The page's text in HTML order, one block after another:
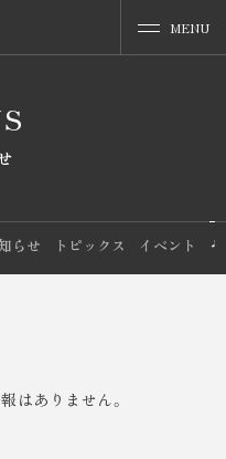
MENU
らせ トピックス イベント
はありません。